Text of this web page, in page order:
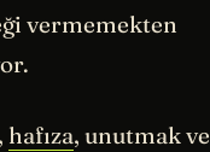
vermemekten
hafıza, unutmak ve